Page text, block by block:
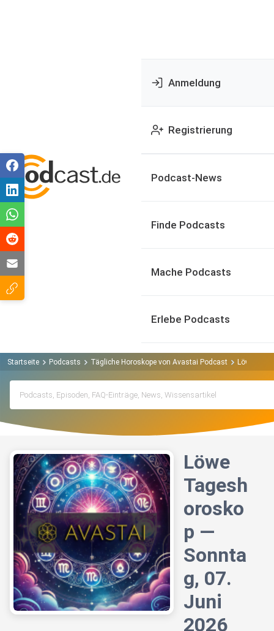
Anmeldung
Registrierung
Podcast-News
Finde Podcasts
Mache Podcasts
Erlebe Podcasts
Startseite Podcasts Tägliche Horoskope von Avastai Podcast Löwe
Löwe
Tagesh
orosko
p —
Sonnta
g, 07.
Juni
2026